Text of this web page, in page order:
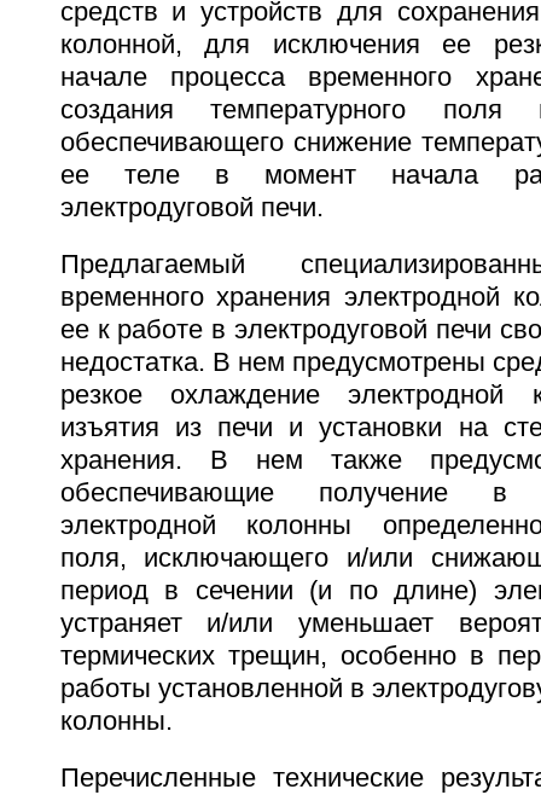
средств и устройств для
колонной, для исключения ее
начале процесса временного
создания температурного
обеспечивающего снижение
ее теле в момент начала
электродуговой печи.
Предлагаемый
временного хранения электродной
ее к работе в электродуговой печи
недостатка. В нем предусмотрены
резкое охлаждение
изъятия из печи и установки на
хранения. В нем также
обеспечивающие получение в
электродной колонны
поля, исключающего и/или
период в сечении (и по длине)
устраняет и/или уменьшает
термических трещин, особенно в
работы установленной в
колонны.
Перечисленные технические